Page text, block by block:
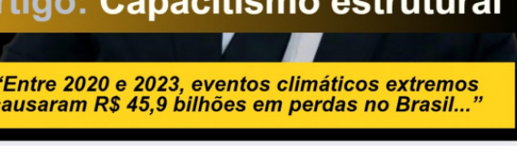
das pessoas com deficiência é questão de decisão política. É